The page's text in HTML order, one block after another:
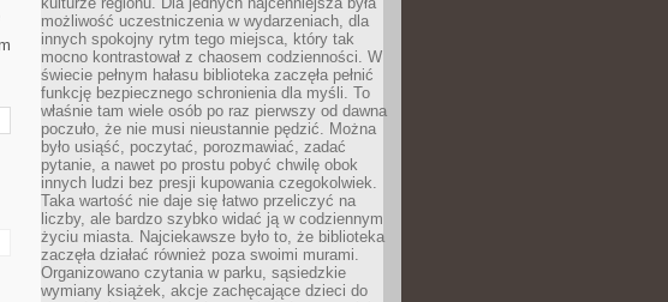
możliwość uczestniczenia w wydarzeniach, dla
innych spokojny rytm tego miejsca, który tak
mocno kontrastował z chaosem codzienności. W
świecie pełnym hałasu biblioteka zaczęła pełnić
funkcję bezpiecznego schronienia dla myśli. To
właśnie tam wiele osób po raz pierwszy od dawna
poczuło, że nie musi nieustannie pędzić. Można
było usiąść, poczytać, porozmawiać, zadać
pytanie, a nawet po prostu pobyć chwilę obok
innych ludzi bez presji kupowania czegokolwiek.
Taka wartość nie daje się łatwo przeliczyć na
liczby, ale bardzo szybko widać ją w codziennym
życiu miasta. Najciekawsze było to, że biblioteka
zaczęła działać również poza swoimi murami.
Organizowano czytania w parku, sąsiedzkie
wymiany książek, akcje zachęcające dzieci do